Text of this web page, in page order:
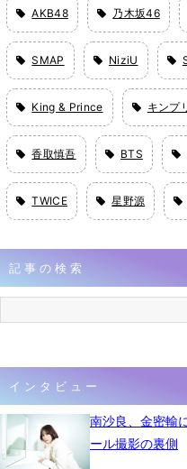
AKB48 乃木坂46
SMAP NiziU
King & Prince キンプ
香取慎吾 BTS
TWICE 星野源
記事の検索
インタビュー
南沙良、金密輸
ール撮影の裏側